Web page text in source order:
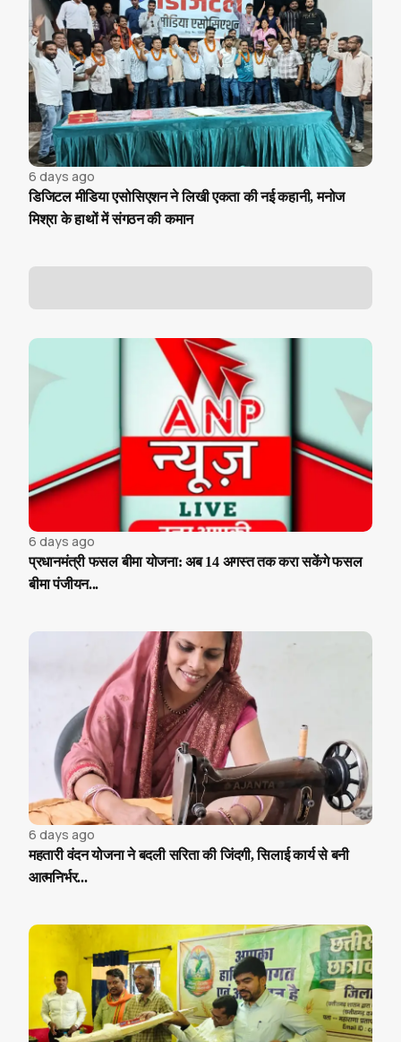
6 days ago
डिजिटल मीडिया एसोसिएशन ने लिखी एकता की नई कहानी, मनोज
मिश्रा के हाथों में संगठन की कमान
6 days ago
प्रधानमंत्री फसल बीमा योजना: अब 14 अगस्त तक करा सकेंगे फसल
बीमा पंजीयन...
6 days ago
महतारी वंदन योजना ने बदली सरिता की जिंदगी, सिलाई कार्य से बनी
आत्मनिर्भर...